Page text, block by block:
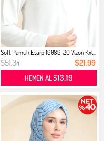
Soft Pamuk Eşarp 19089-20 Vizon Kot...
$51.34 $21.99
HEMEN AL$13.19